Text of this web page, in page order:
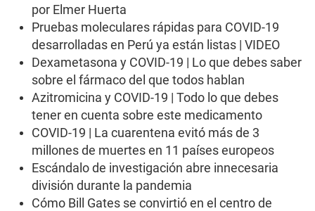
por Elmer Huerta
Pruebas moleculares rápidas para COVID-19
desarrolladas en Perú ya están listas | VIDEO
Dexametasona y COVID-19 | Lo que debes saber
sobre el fármaco del que todos hablan
Azitromicina y COVID-19 | Todo lo que debes
tener en cuenta sobre este medicamento
COVID-19 | La cuarentena evitó más de 3
millones de muertes en 11 países europeos
Escándalo de investigación abre innecesaria
división durante la pandemia
Cómo Bill Gates se convirtió en el centro de